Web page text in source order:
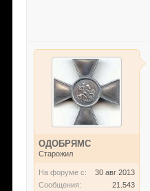
ОДОБРЯМС
Старожил
На форуме с:
30 авг 2013
Сообщения:
21.543